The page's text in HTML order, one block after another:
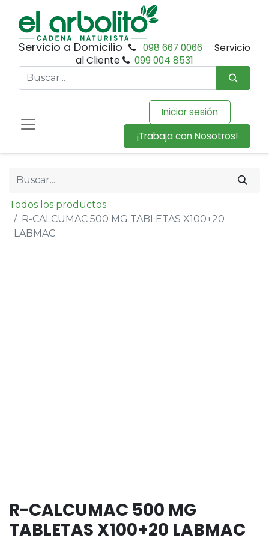
Servicio a Domicilio 098 667 0066
Servicio
al Cliente
099 004 8531
Iniciar sesión
¡Trabaja con Nosotros!
Todos los productos
R-CALCUMAC 500 MG TABLETAS X100+20
LABMAC
R-CALCUMAC 500 MG
TABLETAS X100+20 LABMAC